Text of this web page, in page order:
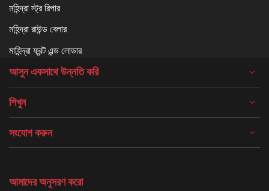
মহিন্দ্রা স্ট্র রিপার
মহিন্দ্রা রাউন্ড বেলার
মাহিন্দ্রা ফ্রন্ট এন্ড লোডার
আসুন একসাথে উন্নতি করি
শিখুন
সংযোগ করুন
আমাদের অনুসরণ করো